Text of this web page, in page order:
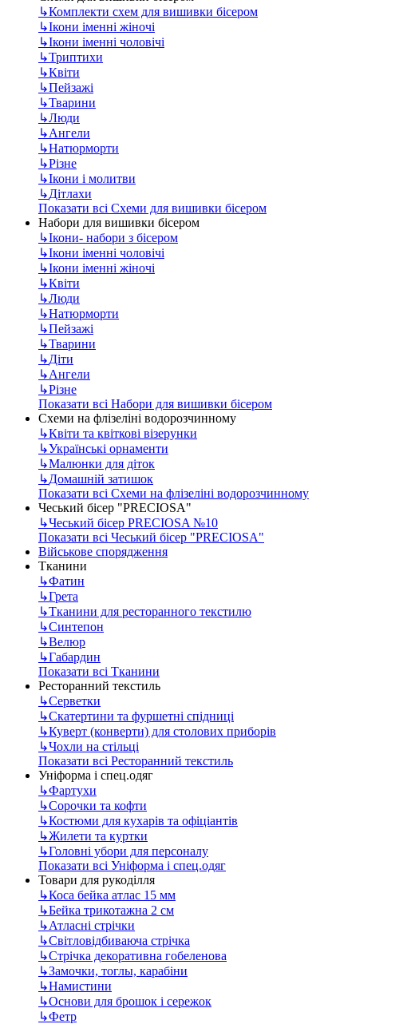
↳Комплекти схем для вишивки бісером
↳Ікони іменні жіночі
↳Ікони іменні чоловічі
↳Триптихи
↳Квіти
↳Пейзажі
↳Тварини
↳Люди
↳Ангели
↳Натюрморти
↳Різне
↳Ікони і молитви
↳Дітлахи
Показати всі Схеми для вишивки бісером
Набори для вишивки бісером
↳Ікони- набори з бісером
↳Ікони іменні чоловічі
↳Ікони іменні жіночі
↳Квіти
↳Люди
↳Натюрморти
↳Пейзажі
↳Тварини
↳Діти
↳Ангели
↳Різне
Показати всі Набори для вишивки бісером
Схеми на флізеліні водорозчинному
↳Квіти та квіткові візерунки
↳Українські орнаменти
↳Малюнки для діток
↳Домашній затишок
Показати всі Схеми на флізеліні водорозчинному
Чеський бісер "PRECIOSA"
↳Чеський бісер PRECIOSA №10
Показати всі Чеський бісер "PRECIOSA"
Військове спорядження
Тканини
↳Фатин
↳Грета
↳Тканини для ресторанного текстилю
↳Синтепон
↳Велюр
↳Габардин
Показати всі Тканини
Ресторанний текстиль
↳Серветки
↳Скатертини та фуршетні спідниці
↳Куверт (конверти) для столових приборів
↳Чохли на стільці
Показати всі Ресторанний текстиль
Уніформа і спец.одяг
↳Фартухи
↳Сорочки та кофти
↳Костюми для кухарів та офіціантів
↳Жилети та куртки
↳Головні убори для персоналу
Показати всі Уніформа і спец.одяг
Товари для рукоділля
↳Коса бейка атлас 15 мм
↳Бейка трикотажна 2 см
↳Атласні стрічки
↳Світловідбиваюча стрічка
↳Стрічка декоративна гобеленова
↳Замочки, тоглы, карабіни
↳Намистини
↳Основи для брошок і сережок
↳Фетр